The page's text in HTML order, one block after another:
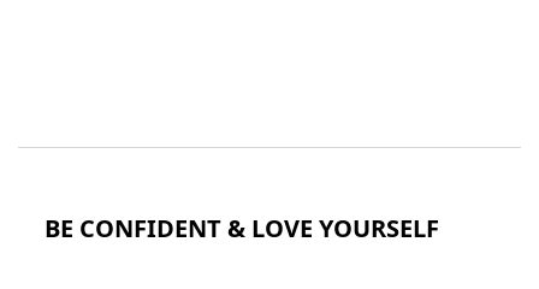
BE CONFIDENT & LOVE YOURSELF